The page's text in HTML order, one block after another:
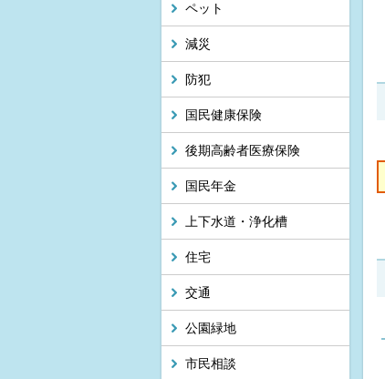
ペット
減災
防犯
国民健康保険
後期高齢者医療保険
国民年金
上下水道・浄化槽
住宅
交通
公園緑地
市民相談